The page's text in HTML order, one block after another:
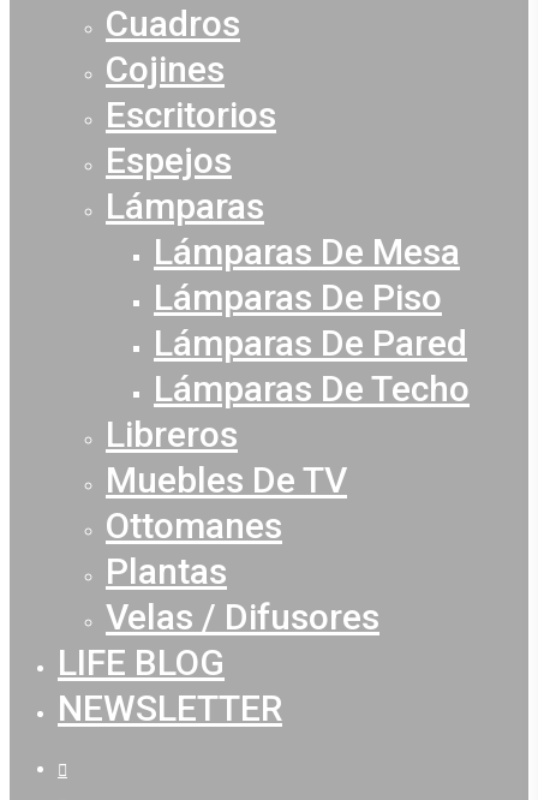
Cuadros
Cojines
Escritorios
Espejos
Lámparas
Lámparas De Mesa
Lámparas De Piso
Lámparas De Pared
Lámparas De Techo
Libreros
Muebles De TV
Ottomanes
Plantas
Velas / Difusores
LIFE BLOG
NEWSLETTER
facebook